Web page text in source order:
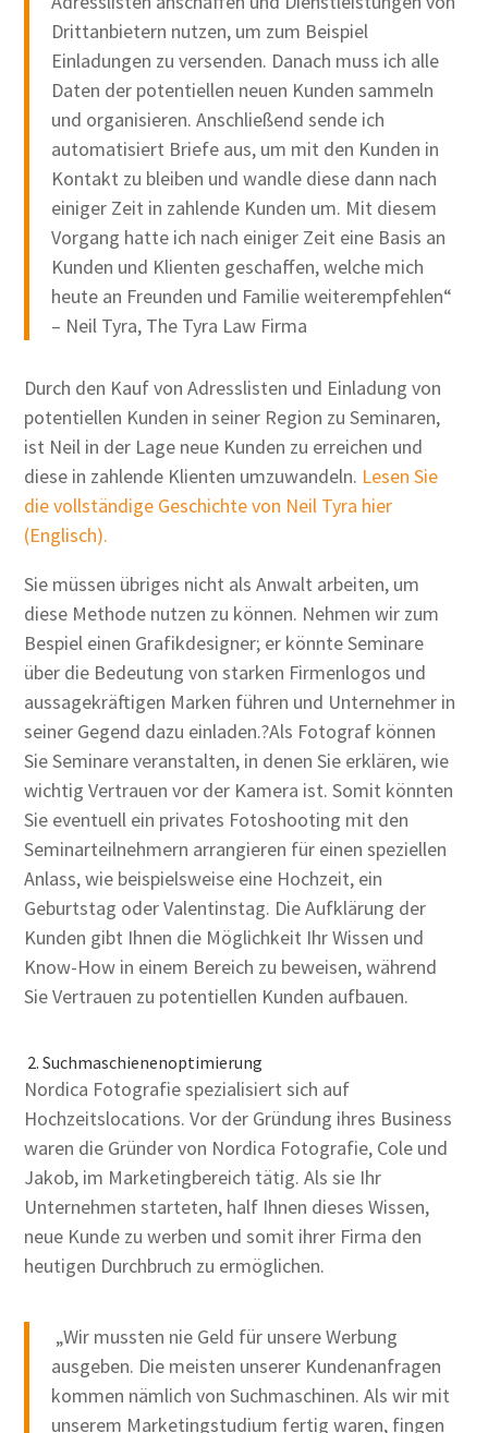
Drittanbietern nutzen, um zum Beispiel
Einladungen zu versenden. Danach muss ich alle
Daten der potentiellen neuen Kunden sammeln
und organisieren. Anschließend sende ich
automatisiert Briefe aus, um mit den Kunden in
Kontakt zu bleiben und wandle diese dann nach
einiger Zeit in zahlende Kunden um. Mit diesem
Vorgang hatte ich nach einiger Zeit eine Basis an
Kunden und Klienten geschaffen, welche mich
heute an Freunden und Familie weiterempfehlen“
– Neil Tyra, The Tyra Law Firma
Durch den Kauf von Adresslisten und Einladung von
potentiellen Kunden in seiner Region zu Seminaren,
ist Neil in der Lage neue Kunden zu erreichen und
diese in zahlende Klienten umzuwandeln. Lesen Sie
die vollständige Geschichte von Neil Tyra hier
(Englisch).
Sie müssen übriges nicht als Anwalt arbeiten, um
diese Methode nutzen zu können. Nehmen wir zum
Bespiel einen Grafikdesigner; er könnte Seminare
über die Bedeutung von starken Firmenlogos und
aussagekräftigen Marken führen und Unternehmer in
seiner Gegend dazu einladen.?Als Fotograf können
Sie Seminare veranstalten, in denen Sie erklären, wie
wichtig Vertrauen vor der Kamera ist. Somit könnten
Sie eventuell ein privates Fotoshooting mit den
Seminarteilnehmern arrangieren für einen speziellen
Anlass, wie beispielsweise eine Hochzeit, ein
Geburtstag oder Valentinstag. Die Aufklärung der
Kunden gibt Ihnen die Möglichkeit Ihr Wissen und
Know-How in einem Bereich zu beweisen, während
Sie Vertrauen zu potentiellen Kunden aufbauen.
2. Suchmaschienenoptimierung
Nordica Fotografie spezialisiert sich auf
Hochzeitslocations. Vor der Gründung ihres Business
waren die Gründer von Nordica Fotografie, Cole und
Jakob, im Marketingbereich tätig. Als sie Ihr
Unternehmen starteten, half Ihnen dieses Wissen,
neue Kunde zu werben und somit ihrer Firma den
heutigen Durchbruch zu ermöglichen.
„Wir mussten nie Geld für unsere Werbung
ausgeben. Die meisten unserer Kundenanfragen
kommen nämlich von Suchmaschinen. Als wir mit
unserem Marketingstudium fertig waren, fingen